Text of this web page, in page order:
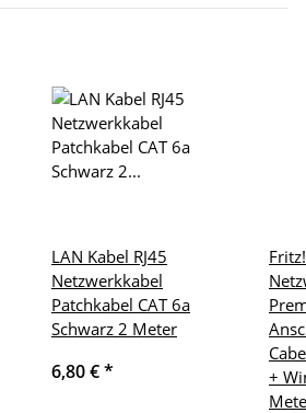
LAN Kabel RJ45
Netzwerkkabel
Patchkabel CAT 6a
Schwarz 2 Meter
6,80 €*
+